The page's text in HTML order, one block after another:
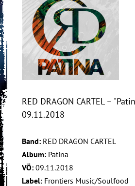
Image
RED DRAGON CARTEL –
09.11.2018
Band: RED DRAGON CARTEL
Album: Patina
VÖ: 09.11.2018
Label: Frontiers Music/Soulfood